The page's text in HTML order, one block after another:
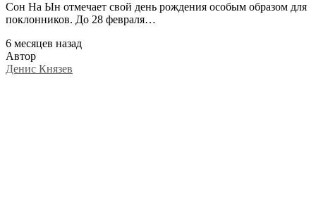
Сон На Ын отмечает свой день рождения особым образом для
поклонников. До 28 февраля…
6 месяцев назад
Автор
Денис Князев